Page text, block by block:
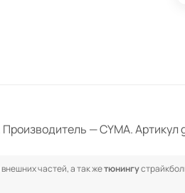
— CYMA. Артикул
частей, а так жетюнингу